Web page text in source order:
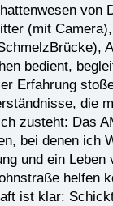
von
(mit
bedient,
Erfahrung
die
zusteht: Das
bei denen ich
und ein
helfen
ist klar: